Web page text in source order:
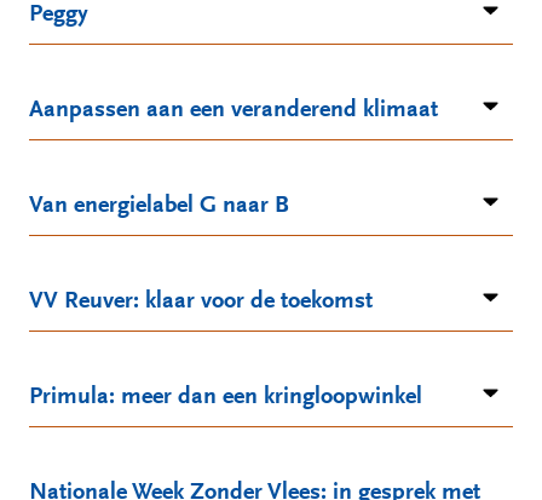
Peggy
Aanpassen aan een veranderend klimaat
Van energielabel G naar B
VV Reuver: klaar voor de toekomst
Primula: meer dan een kringloopwinkel
Nationale Week Zonder Vlees: in gesprek met